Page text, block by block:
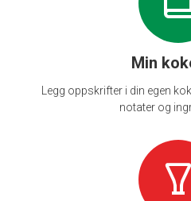
Min
Legg oppskrifter i din egen
notater og